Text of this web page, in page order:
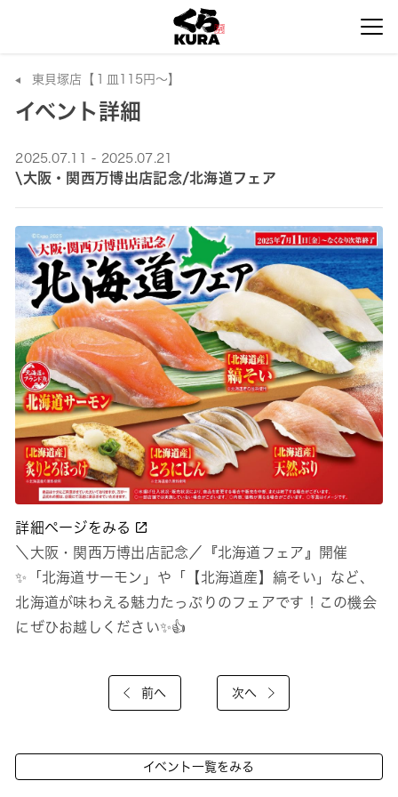
東貝塚店【１皿115円～】
イベント詳細
2025.07.11 - 2025.07.21
\大阪・関西万博出店記念/北海道フェア
詳細ページをみる
＼大阪・関西万博出店記念／『北海道フェア』開催
✨「北海道サーモン」や「【北海道産】縞そい」など、
北海道が味わえる魅力たっぷりのフェアです！この機会
にぜひお越しください✨👍
前へ 次へ
イベント一覧をみる